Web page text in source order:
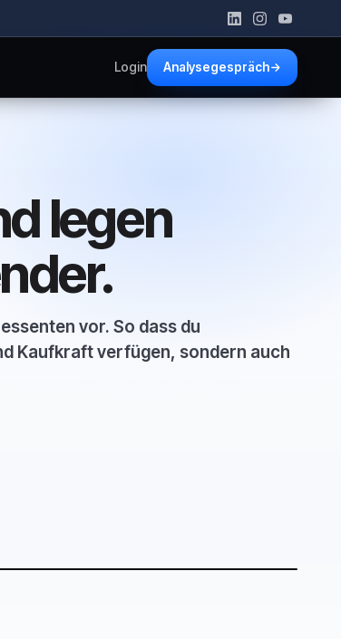
Login Analysegespräch
legen
vor. So dass du
Kaufkraft verfügen, sondern auch